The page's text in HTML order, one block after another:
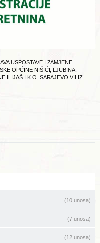
USPOSTAVE I ZAMJENE
OPĆINE NIŠIĆI, LJUBINA,
ILIJAŠ I K.O. SARAJEVO VII IZ
(10 unosa)
(7 unosa)
(12 unosa)